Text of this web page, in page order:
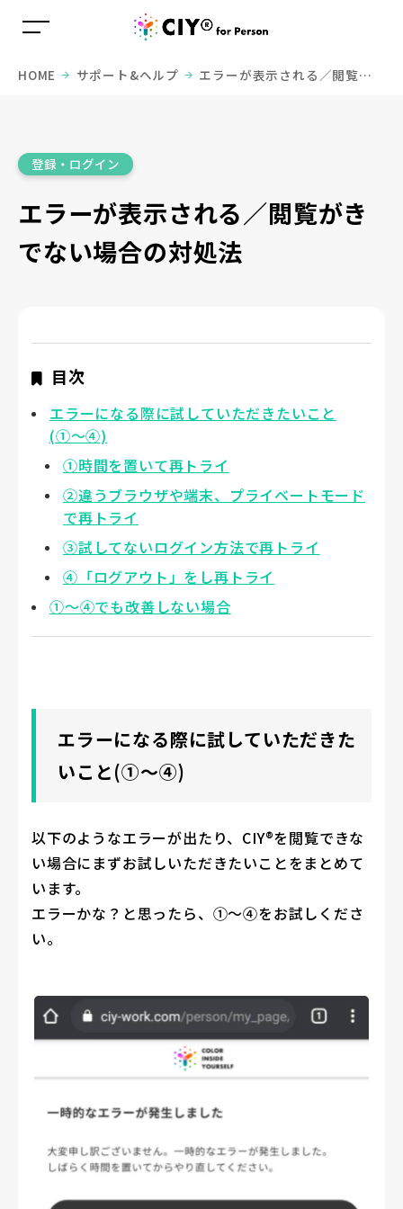
HOME サポート&ヘルプ
エラーが表示される／閲覧が
登録・ログイン
エラーが表示される／閲覧がき
でない場合の対処法
目次
エラーになる際に試していただきたいこと
(①〜④)
①時間を置いて再トライ
②違うブラウザや端末、プライベートモード
で再トライ
③試してないログイン方法で再トライ
④「ログアウト」をし再トライ
①〜④でも改善しない場合
エラーになる際に試していただきた
いこと(①〜④)
以下のようなエラーが出たり、CIY®を閲覧できな
い場合にまずお試しいただきたいことをまとめて
います。
エラーかな？と思ったら、①〜④をお試しくださ
い。